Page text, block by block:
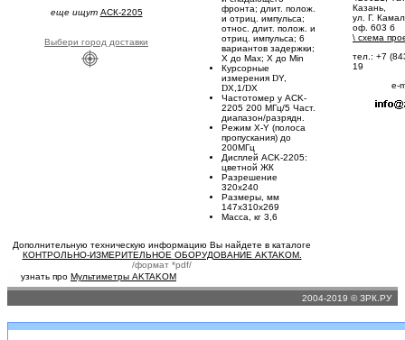
фронта; длит. полож.
и отриц. импульса;
относ. длит. полож. и
отриц. импульса; 6
вариантов задержки;
X до Max; X до Min
Курсорные
измерения DY,
DX,1/DX
Частотомер у ACK-
2205 200 МГц/5 Част.
диапазон/разрядн.
Режим X-Y (полоса
пропускания) до
200МГц
Дисплей ACK-2205:
цветной ЖК
Разрешение
320х240
Размеры, мм
147х310х269
Масса, кг 3,6
еще ищут АСК-2205
Выбери город доставки
Дополнительную техническую информацию Вы найдете в каталоге
КОНТРОЛЬНО-ИЗМЕРИТЕЛЬНОЕ ОБОРУДОВАНИЕ AKTAKOM.
/формат *pdf/
Казань,
ул. Г.
оф. 603 б
\ схема
тел.: +7
19
e-
узнать про Мультиметры AKTAKOM
2004-2019 © ЗРК.РУ